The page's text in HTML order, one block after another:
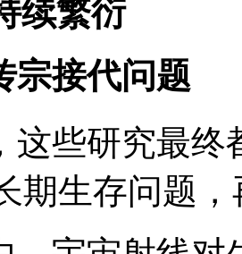
续繁衍
宗接代问题
这些研究最终
期生存问题